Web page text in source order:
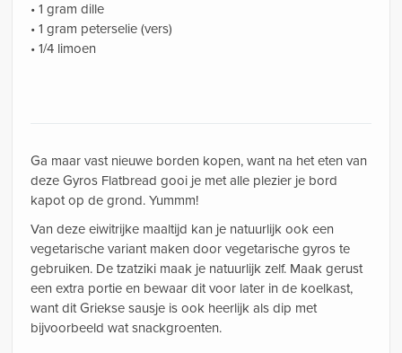
• 1 gram dille
• 1 gram peterselie (vers)
• 1/4 limoen
Ga maar vast nieuwe borden kopen, want na het eten van
deze Gyros Flatbread gooi je met alle plezier je bord
kapot op de grond. Yummm!
Van deze eiwitrijke maaltijd kan je natuurlijk ook een
vegetarische variant maken door vegetarische gyros te
gebruiken. De tzatziki maak je natuurlijk zelf. Maak gerust
een extra portie en bewaar dit voor later in de koelkast,
want dit Griekse sausje is ook heerlijk als dip met
bijvoorbeeld wat snackgroenten.